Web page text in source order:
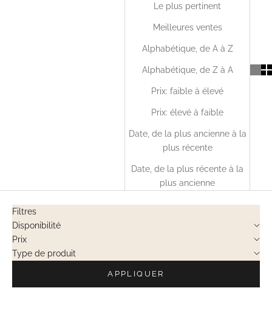
Le plus pertinent
Meilleures ventes
Alphabétique, de A à Z
Alphabétique, de Z à A
Prix: faible à élevé
Prix: élevé à faible
Date, de la plus ancienne à la
plus récente
Date, de la plus récente à la
plus ancienne
Filtres
Disponibilité
Prix
Type de produit
APPLIQUER